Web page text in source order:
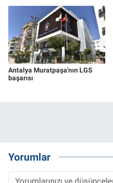
Antalya Muratpaşa'nın LGS
başarısı
Yorumlar